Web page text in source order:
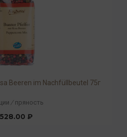
Beeren im Nachfüllbeutel 75г
/ пряность
528.00 ₽